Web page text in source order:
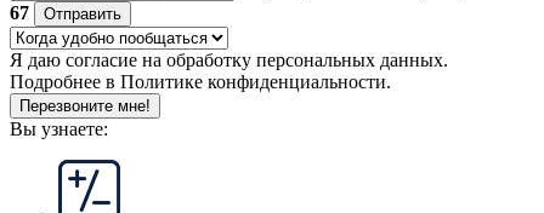
67
Отправить
Я даю согласие на обработку персональных данных.
Подробнее в Политике конфиденциальности.
Перезвоните мне!
Вы узнаете: